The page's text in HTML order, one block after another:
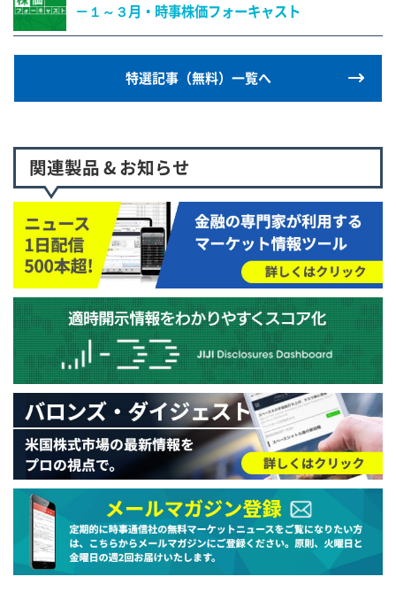
－１～３月・時事株価フォーキャスト
特選記事（無料）一覧へ
関連製品 & お知らせ